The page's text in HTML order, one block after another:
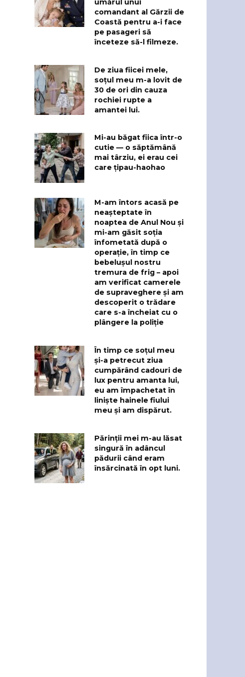
umărul unui
comandant al Gărzii de
Coastă pentru a-i face
pe pasageri să
înceteze să-l filmeze.
De ziua fiicei mele,
soțul meu m-a lovit de
30 de ori din cauza
rochiei rupte a
amantei lui.
Mi-au băgat fiica într-o
cutie — o săptămână
mai târziu, ei erau cei
care țipau-haohao
M-am întors acasă pe
neașteptate în
noaptea de Anul Nou și
mi-am găsit soția
înfometată după o
operație, în timp ce
bebelușul nostru
tremura de frig – apoi
am verificat camerele
de supraveghere și am
descoperit o trădare
care s-a încheiat cu o
plângere la poliție
În timp ce soțul meu
și-a petrecut ziua
cumpărând cadouri de
lux pentru amanta lui,
eu am împachetat în
liniște hainele fiului
meu și am dispărut.
Părinții mei m-au lăsat
singură în adâncul
pădurii când eram
însărcinată în opt luni.